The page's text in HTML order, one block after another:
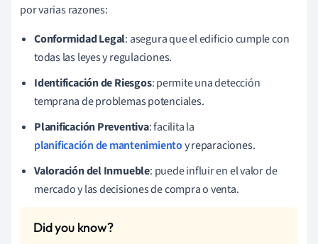
por varias razones:
Conformidad Legal: asegura que el edificio cumple con
todas las leyes y regulaciones.
Identificación de Riesgos: permite una detección
temprana de problemas potenciales.
Planificación Preventiva: facilita la
planificación de mantenimientoy reparaciones.
Valoración del Inmueble: puede influir en el valor de
mercado y las decisiones de compra o venta.